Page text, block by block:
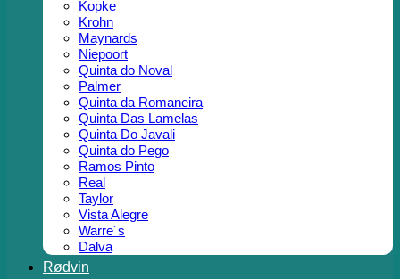
Kopke
Krohn
Maynards
Niepoort
Quinta do Noval
Palmer
Quinta da Romaneira
Quinta Das Lamelas
Quinta Do Javali
Quinta do Pego
Ramos Pinto
Real
Taylor
Vista Alegre
Warre´s
Dalva
Rødvin